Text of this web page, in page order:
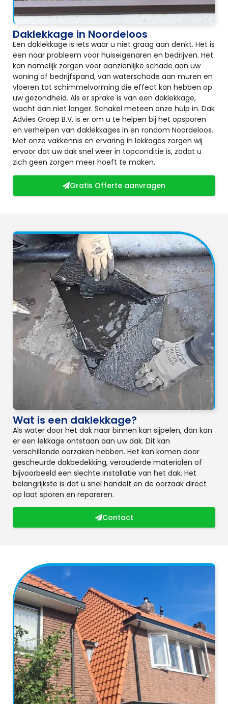
Daklekkage in Noordeloos
Een daklekkage is iets waar u niet graag aan denkt. Het is
een naar probleem voor huiseigenaren en bedrijven. Het
kan namelijk zorgen voor aanzienlijke schade aan uw
woning of bedrijfspand, van waterschade aan muren en
vloeren tot schimmelvorming die effect kan hebben op
uw gezondheid. Als er sprake is van een daklekkage,
wacht dan niet langer. Schakel meteen onze hulp in. Dak
Advies Groep B.V. is er om u te helpen bij het opsporen
en verhelpen van daklekkages in en rondom Noordeloos.
Met onze vakkennis en ervaring in lekkages zorgen wij
ervoor dat uw dak snel weer in topconditie is, zodat u
zich geen zorgen meer hoeft te maken.
Gratis Offerte aanvragen
Wat is een daklekkage?
Als water door het dak naar binnen kan sijpelen, dan kan
er een lekkage ontstaan aan uw dak. Dit kan
verschillende oorzaken hebben. Het kan komen door
gescheurde dakbedekking, verouderde materialen of
bijvoorbeeld een slechte installatie van het dak. Het
belangrijkste is dat u snel handelt en de oorzaak direct
op laat sporen en repareren.
Contact